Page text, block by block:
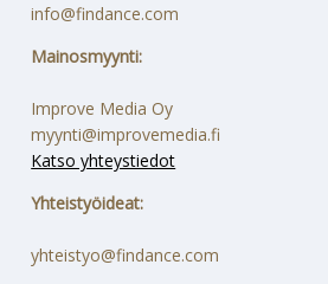
info@findance.com
Mainosmyynti:
Improve Media Oy
myynti@improvemedia.fi
Katso yhteystiedot
Yhteistyöideat:
yhteistyo@findance.com